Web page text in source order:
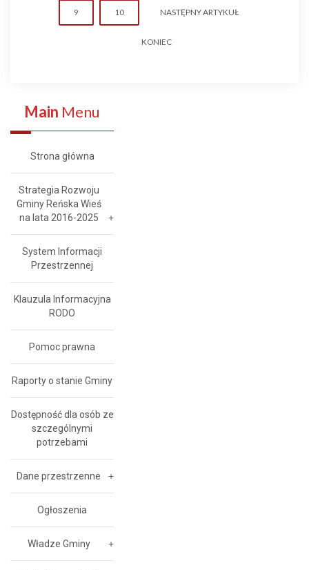
9 10 NASTĘPNY ARTYKUŁ
KONIEC
Main Menu
Strona główna
Strategia Rozwoju
Gminy Reńska Wieś
na lata 2016-2025
System Informacji
Przestrzennej
Klauzula Informacyjna
RODO
Pomoc prawna
Raporty o stanie Gminy
Dostępność dla osób ze
szczególnymi
potrzebami
Dane przestrzenne
Ogłoszenia
Władze Gminy